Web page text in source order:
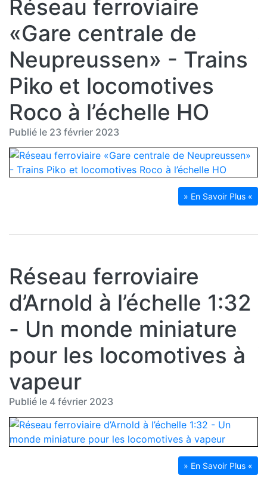
Réseau ferroviaire
«Gare centrale de
Neupreussen» - Trains
Piko et locomotives
Roco à l’échelle HO
Publié le 23 février 2023
» En Savoir Plus «
Réseau ferroviaire
d’Arnold à l’échelle 1:32
- Un monde miniature
pour les locomotives à
vapeur
Publié le 4 février 2023
» En Savoir Plus «